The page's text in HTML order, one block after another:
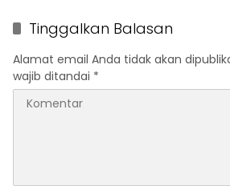
Tinggalkan Balasan
Alamat email Anda tidak akan
wajib ditandai *